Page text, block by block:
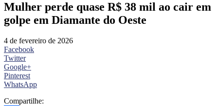
Mulher perde quase R$ 38 mil ao cair em
golpe em Diamante do Oeste
4 de fevereiro de 2026
Facebook
Twitter
Google+
Pinterest
WhatsApp
Compartilhe: